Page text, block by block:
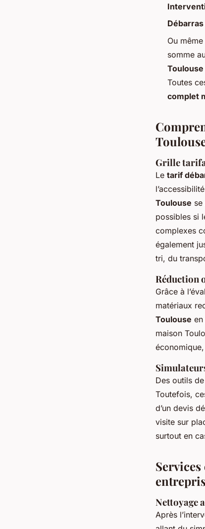
Ou
somme
Toulouse
Toutes
complet
Grille
Le tarif
Toulouse
possibles si
complexes
également
tri, du
Réduction
Grâce à
matériaux
Toulouse
maison
Des outils
Toutefois,
d’un devis
visite sur
surtout en
Nettoyage
Après